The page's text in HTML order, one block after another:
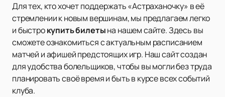
Для тех, кто хочет поддержать «Астраханочку» в её
стремлении к новым вершинам, мы предлагаем легко
и быстрокупить билетына нашем сайте. Здесь вы
сможете ознакомиться с актуальным расписанием
матчей и афишей предстоящих игр. Наш сайт создан
для удобства болельщиков, чтобы вы могли без труда
планировать своё время и быть в курсе всех событий
клуба.